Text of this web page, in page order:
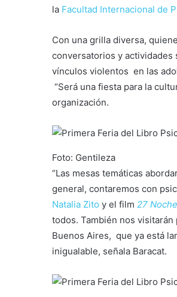
la Facultad Internacional de
Con una grilla diversa,
conversatorios y
vínculos violentos en las
“Será una fiesta para la
organización.
Foto: Gentileza
“Las mesas temáticas
general, contaremos con
Natalia Zito y el film 27
todos. También nos
Buenos Aires, que ya está
inigualable, señala Baracat.